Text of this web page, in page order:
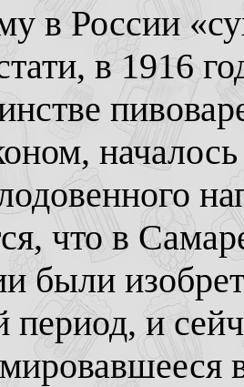
в России
в 1916
что в
были
период, и